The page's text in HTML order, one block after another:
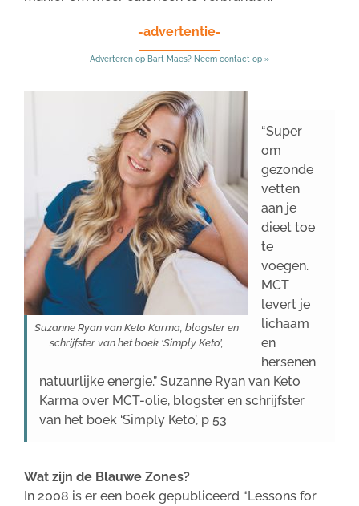
-advertentie-
Adverteren op Bart Maes? Neem contact op »
Suzanne Ryan van Keto Karma, blogster en
schrijfster van het boek ‘Simply Keto’,
“Super
om
gezonde
vetten
aan je
dieet toe
te
voegen.
MCT
levert je
lichaam
en
hersenen
natuurlijke energie.” Suzanne Ryan van Keto
Karma over MCT-olie, blogster en schrijfster
van het boek ‘Simply Keto’, p 53
Wat zijn de Blauwe Zones?
In 2008 is er een boek gepubliceerd “Lessons for